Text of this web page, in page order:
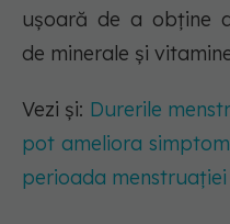
ușoară de a obține
de minerale și
Vezi și: Durerile
pot ameliora
perioada menstruației